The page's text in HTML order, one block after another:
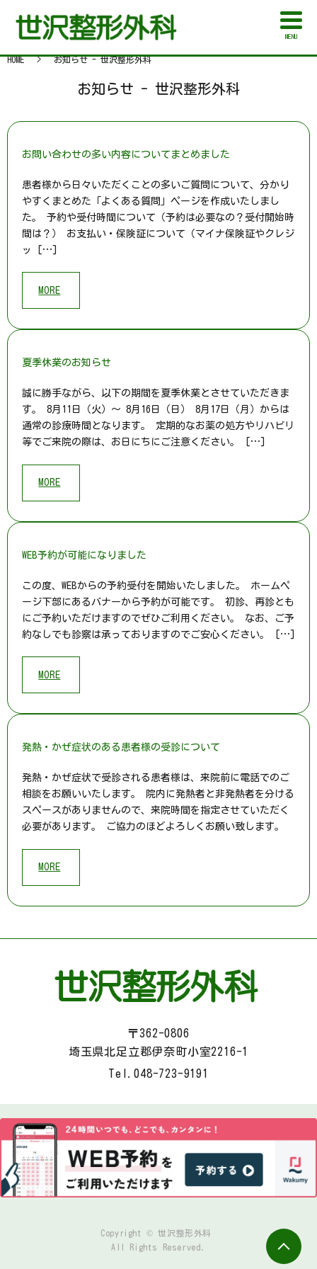
MENU
HOME お知らせ - 世沢整形外科
お知らせ - 世沢整形外科
お問い合わせの多い内容についてまとめました
患者様から日々いただくことの多いご質問について、分かり
やすくまとめた「よくある質問」ページを作成いたしまし
た。 予約や受付時間について（予約は必要なの？受付開始時
間は？） お支払い・保険証について（マイナ保険証やクレジ
ッ […]
MORE
夏季休業のお知らせ
誠に勝手ながら、以下の期間を夏季休業とさせていただきま
す。 8月11日（火）～ 8月16日（日） 8月17日（月）からは
通常の診療時間となります。 定期的なお薬の処方やリハビリ
等でご来院の際は、お日にちにご注意ください。 […]
MORE
WEB予約が可能になりました
この度、WEBからの予約受付を開始いたしました。 ホームペ
ージ下部にあるバナーから予約が可能です。 初診、再診とも
にご予約いただけますのでぜひご利用ください。 なお、ご予
約なしでも診察は承っておりますのでご安心ください。 […]
MORE
発熱・かぜ症状のある患者様の受診について
発熱・かぜ症状で受診される患者様は、来院前に電話でのご
相談をお願いいたします。 院内に発熱者と非発熱者を分ける
スペースがありませんので、来院時間を指定させていただく
必要があります。 ご協力のほどよろしくお願い致します。
MORE
〒362-0806
埼玉県北足立郡伊奈町小室2216-1
Tel.048-723-9191
Copyright © 世沢整形外科
All Rights Reserved.